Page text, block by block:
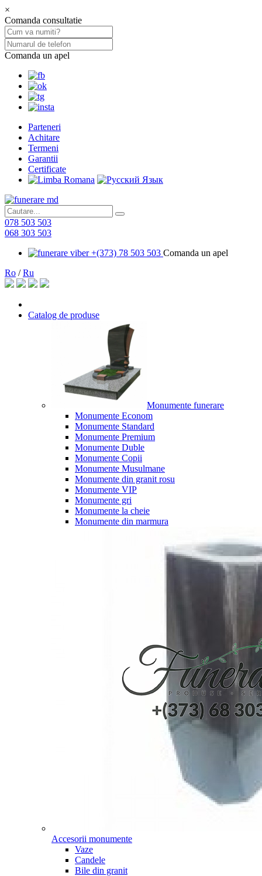
×
Comanda consultatie
Comanda un apel
Parteneri
Achitare
Termeni
Garantii
Certificate
078 503 503
068 303 503
+(373) 78 503 503 Comanda un apel
Ro /Ru
Catalog de produse
Monumente funerare
Monumente Econom
Monumente Standard
Monumente Premium
Monumente Duble
Monumente Copii
Monumente Musulmane
Monumente din granit rosu
Monumente VIP
Monumente gri
Monumente la cheie
Monumente din marmura
Accesorii monumente
Vaze
Candele
Bile din granit